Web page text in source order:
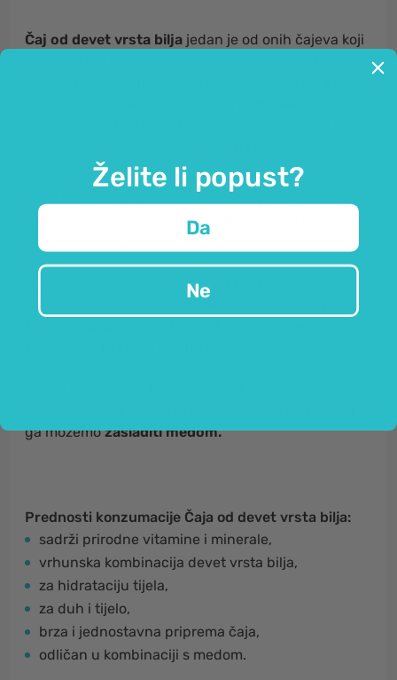
Čaj od devet vrsta bilja jedan je od onih čajeva koji
Kada god vam je potrebno opuštanje, priuštite si
šalicu toplog čaja ugodnog mirisa i okusa koji će vas
ugrijati iznutra prema van.
U ukusnom čaju od devet vrsta bilja pomiješani su
limunska trava, obični matičnjak,
ga možemozasladiti medom.
Prednosti konzumacije Čaja od devet vrsta bilja:
sadrži prirodne vitamine i minerale,
vrhunska kombinacija devet vrsta bilja,
za hidrataciju tijela,
za duh i tijelo,
brza i jednostavna priprema čaja,
odličan u kombinaciji s medom.
Želite li popust?
Da
Ne